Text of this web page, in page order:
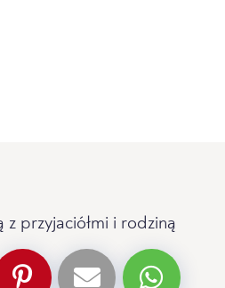
z przyjaciółmi i rodziną